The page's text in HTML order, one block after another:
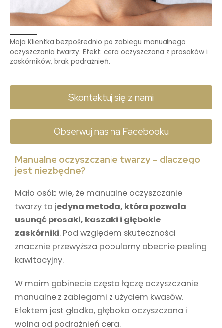
Moja Klientka bezpośrednio po zabiegu manualnego
oczyszczania twarzy. Efekt: cera oczyszczona z prosaków i
zaskórników, brak podrażnień.
Skontaktuj się z nami
Obserwuj nas na Facebooku
Manualne oczyszczanie twarzy – dlaczego
jest niezbędne?
Mało osób wie, że manualne oczyszczanie
twarzy to jedyna metoda, która pozwala
usunąć prosaki, kaszaki i głębokie
zaskórniki. Pod względem skuteczności
znacznie przewyższa popularny obecnie peeling
kawitacyjny.
W moim gabinecie często łączę oczyszczanie
manualne z zabiegami z użyciem kwasów.
Efektem jest gładka, głęboko oczyszczona i
wolna od podrażnień cera.